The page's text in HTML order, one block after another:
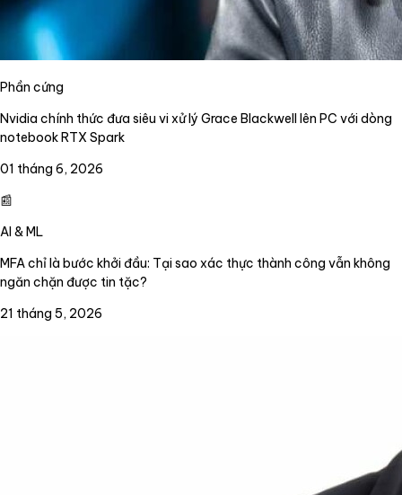
Phần cứng
Nvidia chính thức đưa siêu vi xử lý Grace Blackwell lên PC với dòng
notebook RTX Spark
01 tháng 6, 2026
📰
AI & ML
MFA chỉ là bước khởi đầu: Tại sao xác thực thành công vẫn không
ngăn chặn được tin tặc?
21 tháng 5, 2026